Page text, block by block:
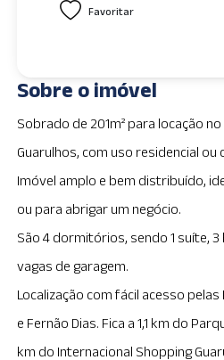
a
+
1
Favoritar
Sobre o imóvel
Sobrado de 201m² para locação
Guarulhos, com uso residencial ou
Imóvel amplo e bem distribuído,
ou para abrigar um negócio.
São 4 dormitórios, sendo 1 suíte, 3
vagas de garagem.
Localização com fácil acesso
e Fernão Dias. Fica a 1,1 km do
km do Internacional Shopping